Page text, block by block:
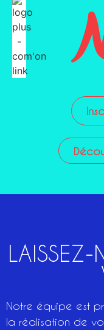
LAISSEZ-
Notre équipe est
la réalisation de